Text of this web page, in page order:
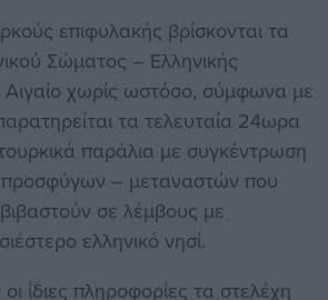
επιφυλακής βρίσκονται τα
Σώματος – Ελληνικής
χωρίς ωστόσο, σύμφωνα με
τα τελευταία 24ωρα
παράλια με συγκέντρωση
– μεταναστών που
σε λέμβους με
ελληνικό νησί.
ίδιες πληροφορίες τα στελέχη